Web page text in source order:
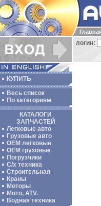
логин:
КУПИТЬ
Весь список
По категориям
КАТАЛОГИ
ЗАПЧАСТЕЙ
Легковые авто
Грузовые авто
ОЕМ легковые
OEM грузовые
Погрузчики
С/х техника
Строительная
Краны
Моторы
Мото, ATV.
Водная техника